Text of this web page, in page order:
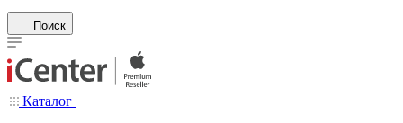
Поиск
Каталог